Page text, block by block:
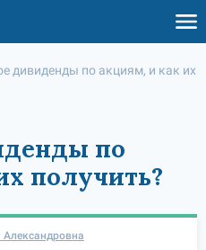
дивиденды по акциям, и как их
по
получить?